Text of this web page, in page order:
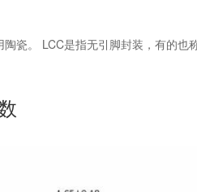
瓷。 LCC是指无引脚封装，有的也